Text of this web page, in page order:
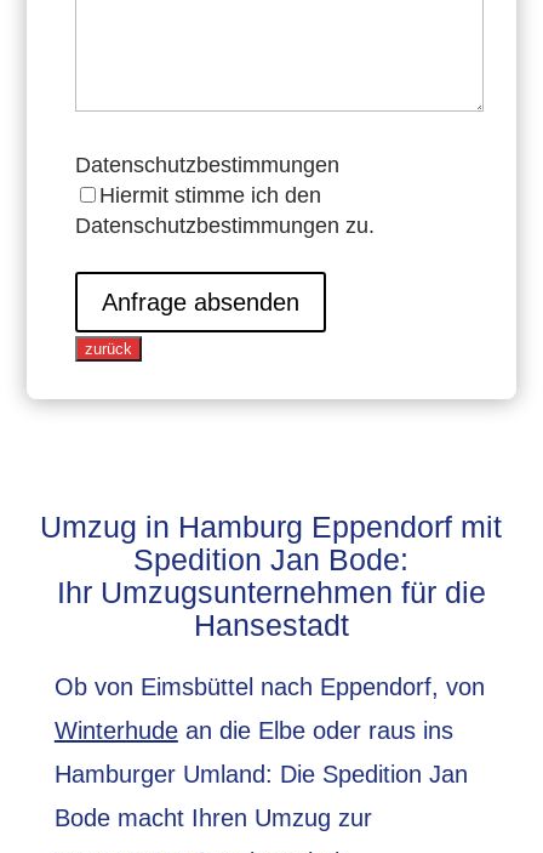
Datenschutzbestimmungen
Hiermit stimme ich den
Datenschutzbestimmungen zu.
Anfrage absenden
zurück
Umzug in Hamburg Eppendorf mit
Spedition Jan Bode:
Ihr Umzugsunternehmen für die
Hansestadt
Ob von Eimsbüttel nach Eppendorf, von
Winterhude an die Elbe oder raus ins
Hamburger Umland: Die Spedition Jan
Bode macht Ihren Umzug zur